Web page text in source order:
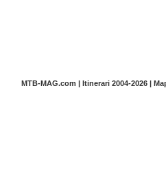
MTB-MAG.com | Itinerari 2004-2026 |